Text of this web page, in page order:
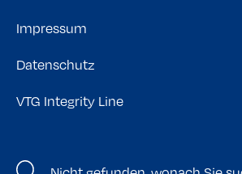
Impressum
Datenschutz
VTG Integrity Line